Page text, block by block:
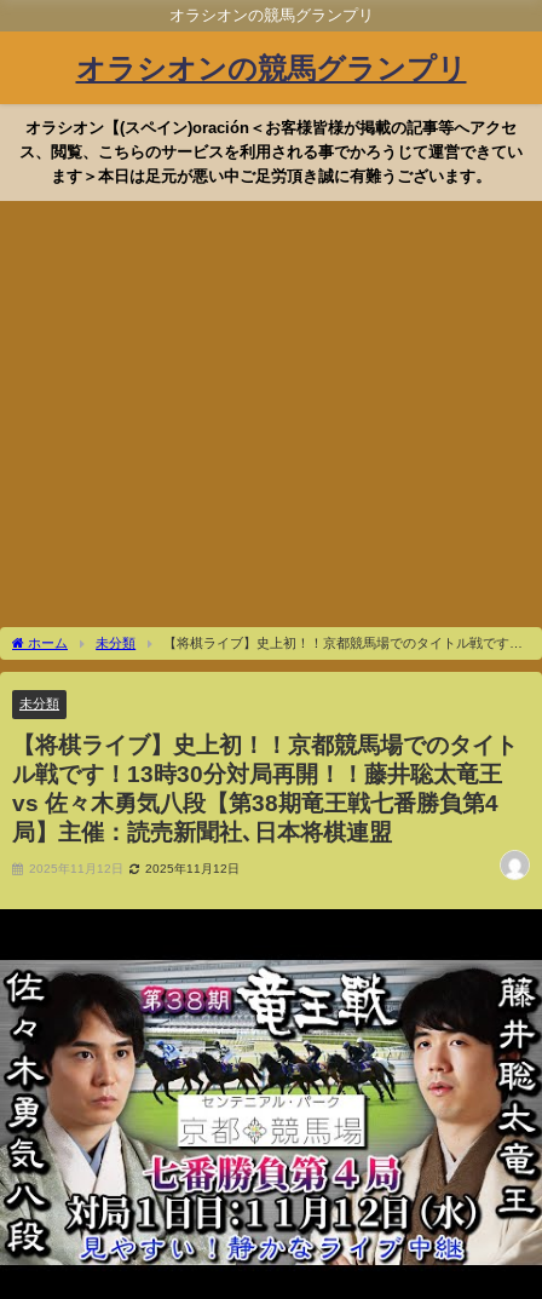
オラシオンの競馬グランプリ
オラシオンの競馬グランプリ
オラシオン【(スペイン)oración＜お客様皆様が掲載の記事等へアクセ
ス、閲覧、こちらのサービスを利用される事でかろうじて運営できてい
ます＞本日は足元が悪い中ご足労頂き誠に有難うございます。
ホーム 未分類
【将棋ライブ】史上初！！京都競馬場でのタイトル戦です！
13時30分対局再開！！藤井聡太竜王 vs 佐々木勇気八段【第38期竜王戦七番勝負第4
未分類
【将棋ライブ】史上初！！京都競馬場でのタイト
ル戦です！13時30分対局再開！！藤井聡太竜王
vs 佐々木勇気八段【第38期竜王戦七番勝負第4
局】主催：読売新聞社､日本将棋連盟
2025年11月12日 2025年11月12日